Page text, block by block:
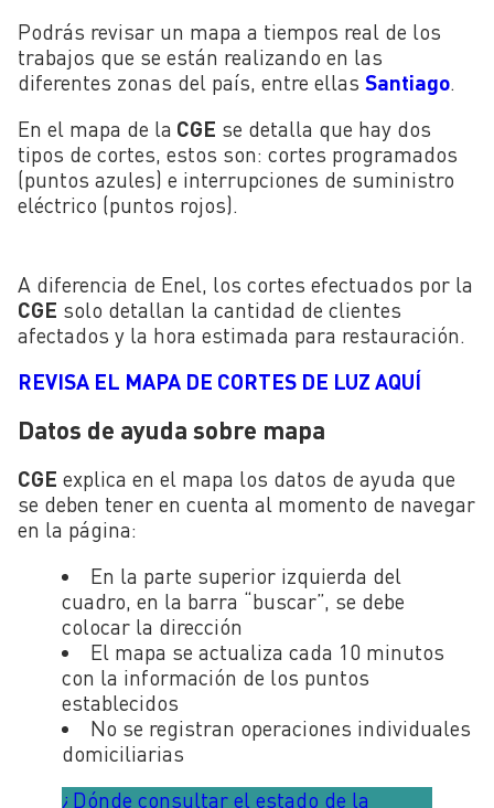
Podrás revisar un mapa a tiempos real de los
trabajos que se están realizando en las
diferentes zonas del país, entre ellas Santiago.
En el mapa de la CGE se detalla que hay dos
tipos de cortes, estos son: cortes programados
(puntos azules) e interrupciones de suministro
eléctrico (puntos rojos).
A diferencia de Enel, los cortes efectuados por la
CGE solo detallan la cantidad de clientes
afectados y la hora estimada para restauración.
REVISA EL MAPA DE CORTES DE LUZ AQUÍ
Datos de ayuda sobre mapa
CGE explica en el mapa los datos de ayuda que
se deben tener en cuenta al momento de navegar
en la página:
En la parte superior izquierda del
cuadro, en la barra “buscar”, se debe
colocar la dirección
El mapa se actualiza cada 10 minutos
con la información de los puntos
establecidos
No se registran operaciones individuales
domiciliarias
¿Dónde consultar el estado de la